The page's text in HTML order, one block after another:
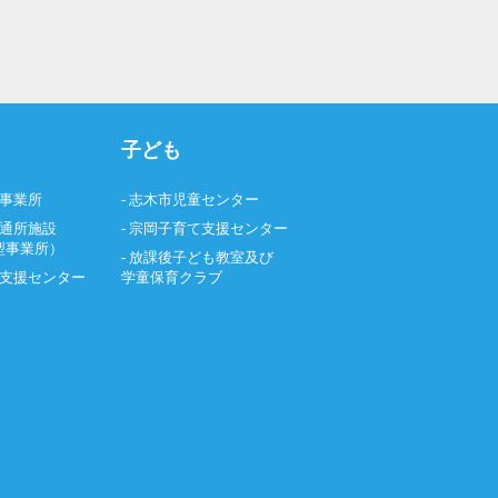
業所
所施設
業所）
援センター
子ども
- 志木市児童センター
- 宗岡子育て支援センター
- 放課後子ども教室及び
学童保育クラブ